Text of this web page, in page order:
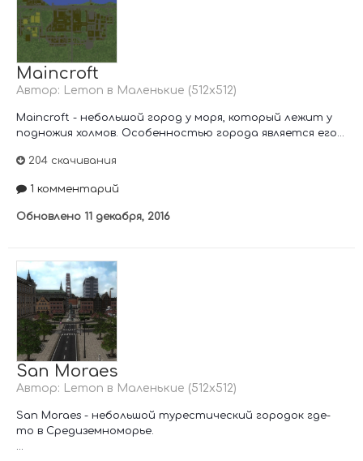
Maincroft
Автор: Lemon в Маленькие (512х512)
Maincroft - небольшой город у моря, который лежит у
подножия холмов. Особенностью города является его...
204 скачивания
1 комментарий
Обновлено 11 декабря, 2016
San Moraes
Автор: Lemon в Маленькие (512х512)
San Moraes - небольшой турестический городок где-
то в Средиземноморье.
...